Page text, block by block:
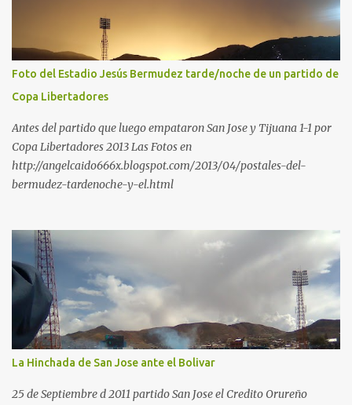
Foto del Estadio Jesús Bermudez tarde/noche de un partido de
Copa Libertadores
Antes del partido que luego empataron San Jose y Tijuana 1-1 por
Copa Libertadores 2013 Las Fotos en
http://angelcaido666x.blogspot.com/2013/04/postales-del-
bermudez-tardenoche-y-el.html
La Hinchada de San Jose ante el Bolivar
25 de Septiembre d 2011 partido San Jose el Credito Orureño